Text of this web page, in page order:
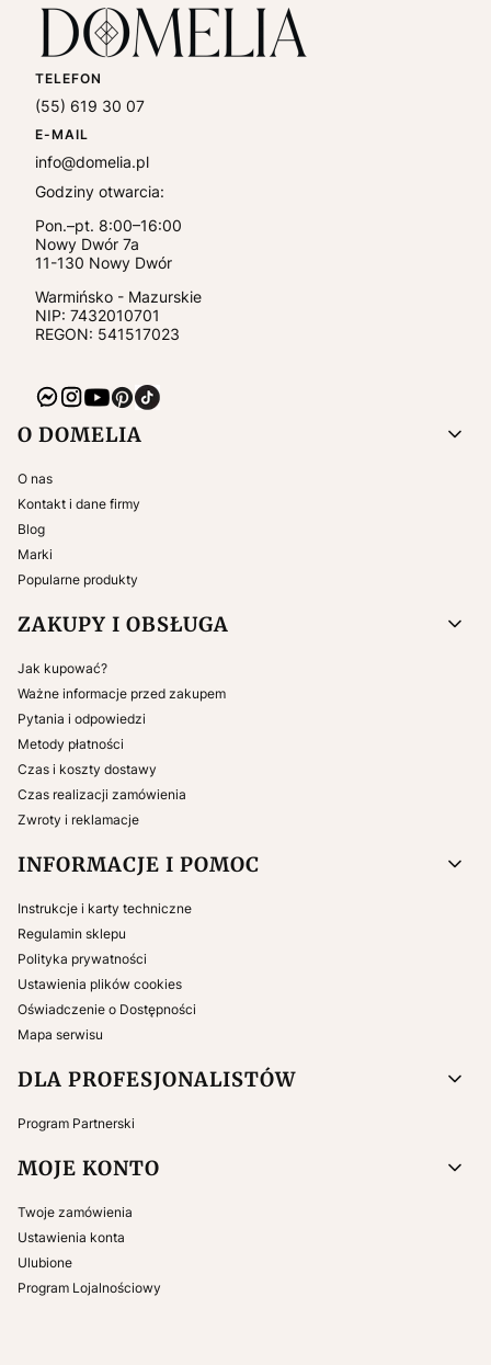
TELEFON
(55) 619 30 07
E-MAIL
info@domelia.pl
Godziny otwarcia:
Pon.–pt. 8:00–16:00
Nowy Dwór 7a
11-130 Nowy Dwór
Warmińsko - Mazurskie
NIP: 7432010701
REGON: 541517023
Linki w stopce
O DOMELIA
O nas
Kontakt i dane firmy
Blog
Marki
Popularne produkty
ZAKUPY I OBSŁUGA
Jak kupować?
Ważne informacje przed zakupem
Pytania i odpowiedzi
Metody płatności
Czas i koszty dostawy
Czas realizacji zamówienia
Zwroty i reklamacje
INFORMACJE I POMOC
Instrukcje i karty techniczne
Regulamin sklepu
Polityka prywatności
Ustawienia plików cookies
Oświadczenie o Dostępności
Mapa serwisu
DLA PROFESJONALISTÓW
Program Partnerski
MOJE KONTO
Twoje zamówienia
Ustawienia konta
Ulubione
Program Lojalnościowy